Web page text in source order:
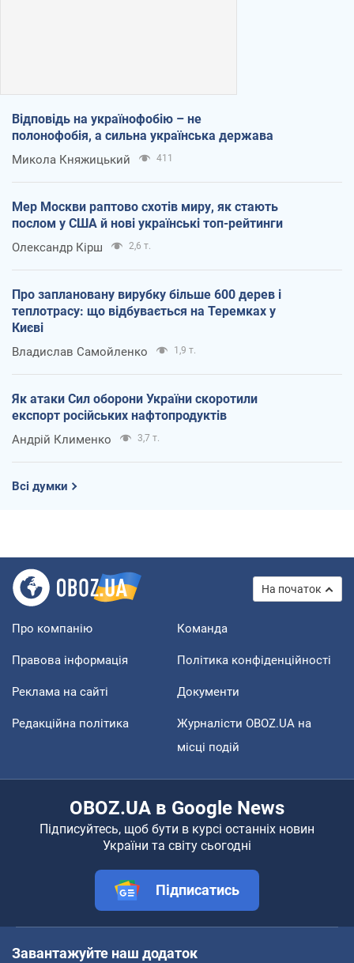
Відповідь на українофобію – не
полонофобія, а сильна українська держава
Микола Княжицький 411
Мер Москви раптово схотів миру, як стають
послом у США й нові українські топ-рейтинги
Олександр Кірш 2,6 т.
Про заплановану вирубку більше 600 дерев і
теплотрасу: що відбувається на Теремках у
Києві
Владислав Самойленко 1,9 т.
Як атаки Сил оборони України скоротили
експорт російських нафтопродуктів
Андрій Клименко 3,7 т.
Всі думки
На початок
Про компанію Команда
Правова інформація Політика конфіденційності
Реклама на сайті Документи
Редакційна політика
Журналісти OBOZ.UA на
місці подій
OBOZ.UA в Google News
Підписуйтесь, щоб бути в курсі останніх новин
України та світу сьогодні
Підписатись
Завантажуйте наш додаток